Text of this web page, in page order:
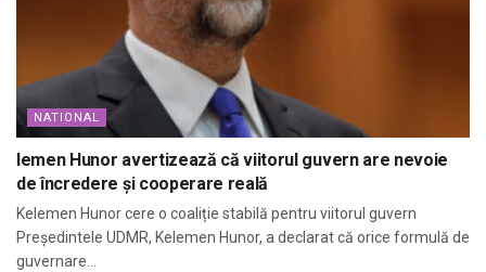
NATIONAL
lemen Hunor avertizează că viitorul guvern are nevoie
de încredere și cooperare reală
Kelemen Hunor cere o coaliție stabilă pentru viitorul guvern
Președintele UDMR, Kelemen Hunor, a declarat că orice formulă de
guvernare...